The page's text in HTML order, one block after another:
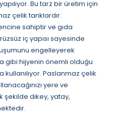
Bu tarz bir üretim için
çelik tanklardır.
sahiptir ve gıda
iç yapısı sayesinde
engelleyerek
gibi hijyenin önemli olduğu
Paslanmaz çelik
yere ve
şekilde dikey, yatay,